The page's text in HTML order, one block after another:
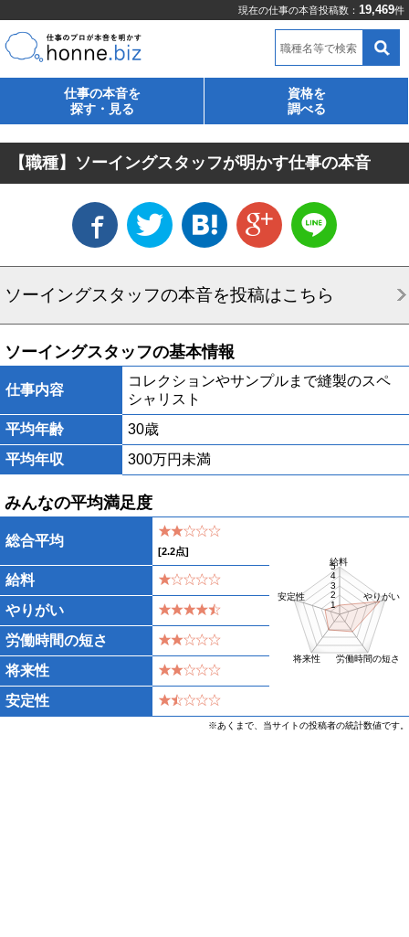
現在の仕事の本音投稿数： 19,469件
職種名等で検索
仕事の本音を
探す・見る
資格を
調べる
【職種】ソーイングスタッフが明かす仕事の本音
ソーイングスタッフの本音を投稿はこちら
ソーイングスタッフの基本情報
仕事内容
コレクションやサンプルまで縫製のスペ
シャリスト
平均年齢
30歳
平均年収
300万円未満
みんなの平均満足度
総合平均
[2.2点]
1
2
3
4
5
給料
やりがい
労働時間の短さ
将来性
安定性
給料
やりがい
労働時間の短さ
将来性
安定性
※あくまで、当サイトの投稿者の統計数値です。